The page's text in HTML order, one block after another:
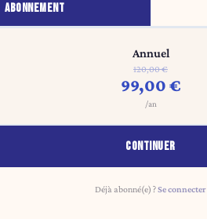
ABONNEMENT
Annuel
120,00 €
99,00 €
/an
CONTINUER
Déjà abonné(e) ?Se connecter